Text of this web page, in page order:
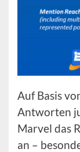
Auf Basis
Antworten
Marvel das
an –